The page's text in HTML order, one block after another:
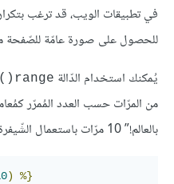
في تطبيقات الويب، قد ترغب
للحصول على صورة عامّة
يُمكنك استخدام الدّالة range()
من المرّات حسب العدد المُمرّر
بالعالم!” 10 مرّات باستعمال الشّيفرة التّالية:
)
%}